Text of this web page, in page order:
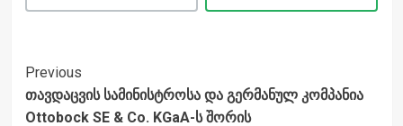
Post
Navigation
Previous
თავდაცვის სამინისტროსა და გერმანულ კომპანია
Ottobock SE & Co. KGaA-ს შორის